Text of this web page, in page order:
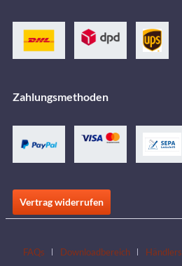
Zahlungsmethoden
Vertrag widerrufen
FAQs Downloadbereich